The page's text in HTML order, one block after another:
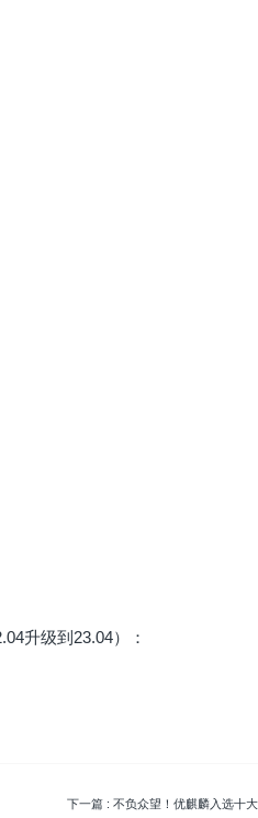
升级到23.04）：
下一篇 : 不负众望！优麒麟入选十